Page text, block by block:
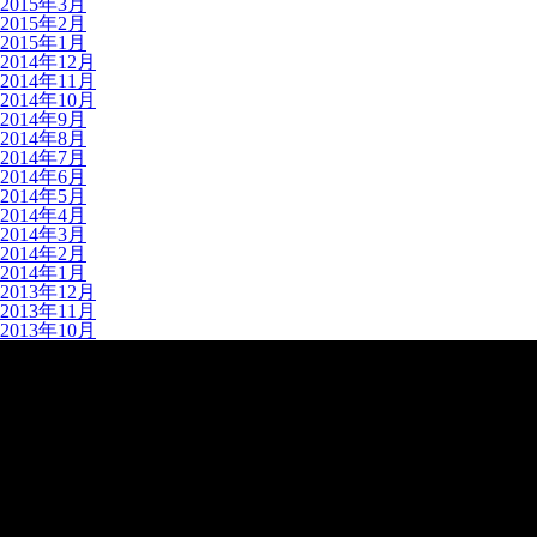
2015年3月
2015年2月
2015年1月
2014年12月
2014年11月
2014年10月
2014年9月
2014年8月
2014年7月
2014年6月
2014年5月
2014年4月
2014年3月
2014年2月
2014年1月
2013年12月
2013年11月
2013年10月